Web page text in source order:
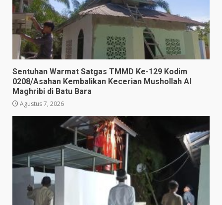
Sentuhan Warmat Satgas TMMD Ke-129 Kodim
0208/Asahan Kembalikan Kecerian Mushollah Al
Maghribi di Batu Bara
Agustus 7, 2026